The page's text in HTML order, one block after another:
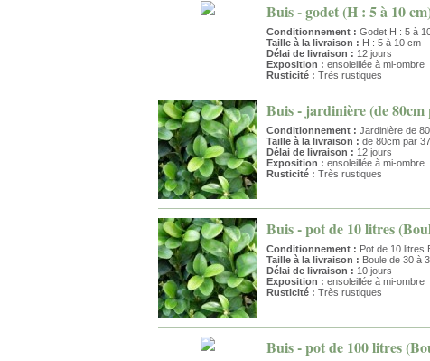
Buis - godet (H : 5 à 10
Conditionnement : Godet H : 5 à
Taille à la livraison : H : 5 à 10 cm
Délai de livraison : 12 jours
Exposition : ensoleillée à mi-ombre
Rusticité : Très rustiques
Buis - jardinière (de 80cm
Conditionnement : Jardinière de
Taille à la livraison : de 80cm par
Délai de livraison : 12 jours
Exposition : ensoleillée à mi-ombre
Rusticité : Très rustiques
Buis - pot de 10 litres
Conditionnement : Pot de 10 litres
Taille à la livraison : Boule de 30 à
Délai de livraison : 10 jours
Exposition : ensoleillée à mi-ombre
Rusticité : Très rustiques
Buis - pot de 100 litres